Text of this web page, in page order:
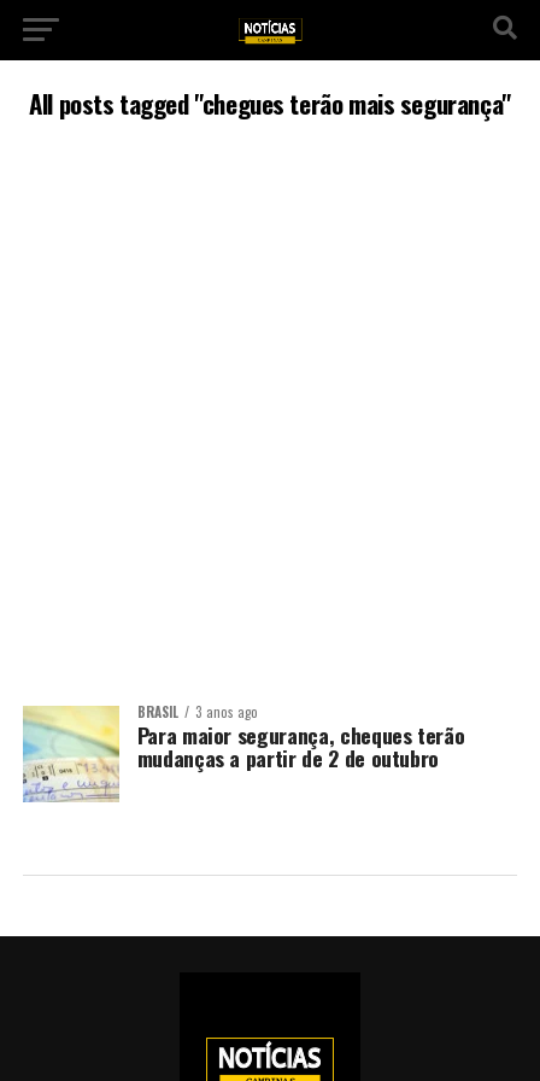
All posts tagged "chegues terão mais segurança"
BRASIL 3 anos ago
Para maior segurança, cheques terão
mudanças a partir de 2 de outubro